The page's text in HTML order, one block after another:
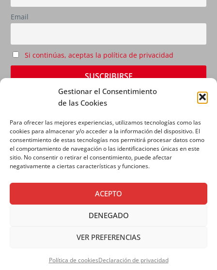
Gestionar el Consentimiento
de las Cookies
Para ofrecer las mejores experiencias, utilizamos tecnologías como las
cookies para almacenar y/o acceder a la información del dispositivo. El
consentimiento de estas tecnologías nos permitirá procesar datos como
el comportamiento de navegación o las identificaciones únicas en este
sitio. No consentir o retirar el consentimiento, puede afectar
negativamente a ciertas características y funciones.
ACEPTO
DENEGADO
VER PREFERENCIAS
Política de cookiesDeclaración de privacidad
Email
Si continúas, aceptas la política de privacidad
AVISO LEGAL|POLÍTICA DE PRIVACIDAD|